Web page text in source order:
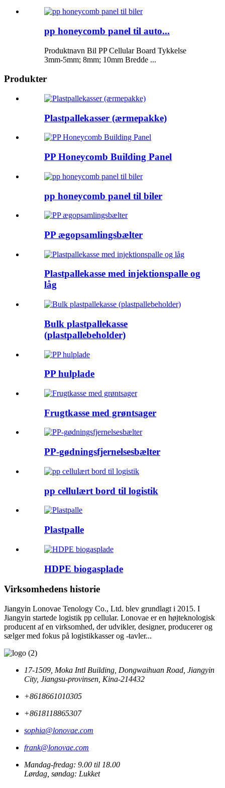
pp honeycomb panel til auto...
Produktnavn Bil PP Cellular Board Tykkelse
3mm-5mm; 8mm; 10mm Bredde ...
Produkter
Plastpallekasser (ærmepakke)
PP Honeycomb Building Panel
pp honeycomb panel til biler
PP ægopsamlingsbælter
Plastpallekasse med injektionspalle og
låg
Bulk plastpallekasse
(plastpallebeholder)
PP hulplade
Frugtkasse med grøntsager
PP-gødningsfjernelsesbælter
pp cellulært bord til logistik
Plastpalle
HDPE biogasplade
Virksomhedens historie
Jiangyin Lonovae Tenology Co., Ltd. blev grundlagt i 2015. I
Jiangyin startede logistik pp cellular. Lonovae er en højteknologisk
producent af en virksomhed, der udvikler, designer, producerer og
sælger med fokus på logistikkasser og -tavler...
17-1509, Moka Intl Building, Dongwaihuan Road, Jiangyin
City, Jiangsu-provinsen, Kina-214432
+8618661010305
+8618118865307
sophia@lonovae.com
frank@lonovae.com
Mandag-fredag: 9.00 til 18.00
Lørdag, søndag: Lukket